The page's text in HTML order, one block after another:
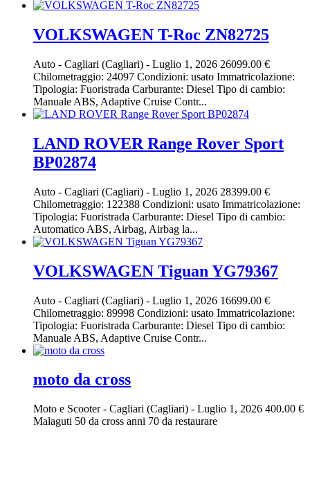
VOLKSWAGEN T-Roc ZN82725
Auto - Cagliari (Cagliari) - Luglio 1, 2026 26099.00 €
Chilometraggio: 24097 Condizioni: usato Immatricolazione:
Tipologia: Fuoristrada Carburante: Diesel Tipo di cambio:
Manuale ABS, Adaptive Cruise Contr...
LAND ROVER Range Rover Sport
BP02874
Auto - Cagliari (Cagliari) - Luglio 1, 2026 28399.00 €
Chilometraggio: 122388 Condizioni: usato Immatricolazione:
Tipologia: Fuoristrada Carburante: Diesel Tipo di cambio:
Automatico ABS, Airbag, Airbag la...
VOLKSWAGEN Tiguan YG79367
Auto - Cagliari (Cagliari) - Luglio 1, 2026 16699.00 €
Chilometraggio: 89998 Condizioni: usato Immatricolazione:
Tipologia: Fuoristrada Carburante: Diesel Tipo di cambio:
Manuale ABS, Adaptive Cruise Contr...
moto da cross
Moto e Scooter- Cagliari (Cagliari) - Luglio 1, 2026 400.00 €
Malaguti 50 da cross anni 70 da restaurare